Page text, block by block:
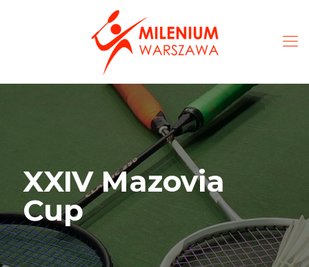
XXIV Mazovia
Cup